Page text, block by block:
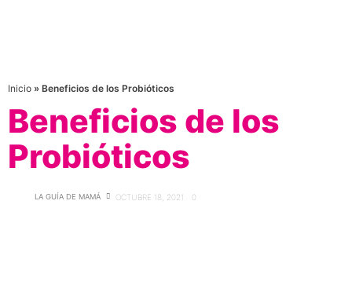
Inicio » Beneficios de los Probióticos
Beneficios de los
Probióticos
LA GUÍA DE MAMÁ OCTUBRE 18, 2021 0